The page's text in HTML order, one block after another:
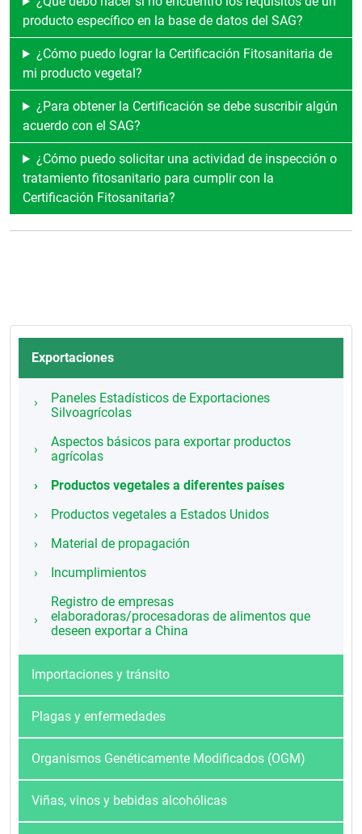
producto específico en la base de datos del SAG?
¿Cómo puedo lograr la Certificación Fitosanitaria de
mi producto vegetal?
¿Para obtener la Certificación se debe suscribir algún
acuerdo con el SAG?
¿Cómo puedo solicitar una actividad de inspección o
tratamiento fitosanitario para cumplir con la
Certificación Fitosanitaria?
Exportaciones
Paneles Estadísticos de Exportaciones
Silvoagrícolas
Aspectos básicos para exportar productos
agrícolas
Productos vegetales a diferentes países
Productos vegetales a Estados Unidos
Material de propagación
Incumplimientos
Registro de empresas
elaboradoras/procesadoras de alimentos que
deseen exportar a China
Importaciones y tránsito
Plagas y enfermedades
Organismos Genéticamente Modificados (OGM)
Viñas, vinos y bebidas alcohólicas